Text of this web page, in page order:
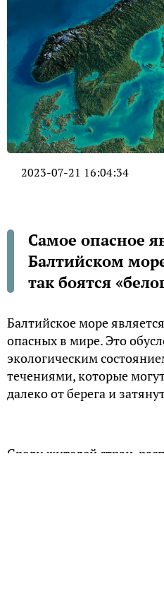
2023-07-21 16:04:34
Самое опасное
Балтийском
так боятся
Балтийское море
опасных в мире. Это
экологическим
течениями, которые
далеко от берега и
Среди жителей стран,